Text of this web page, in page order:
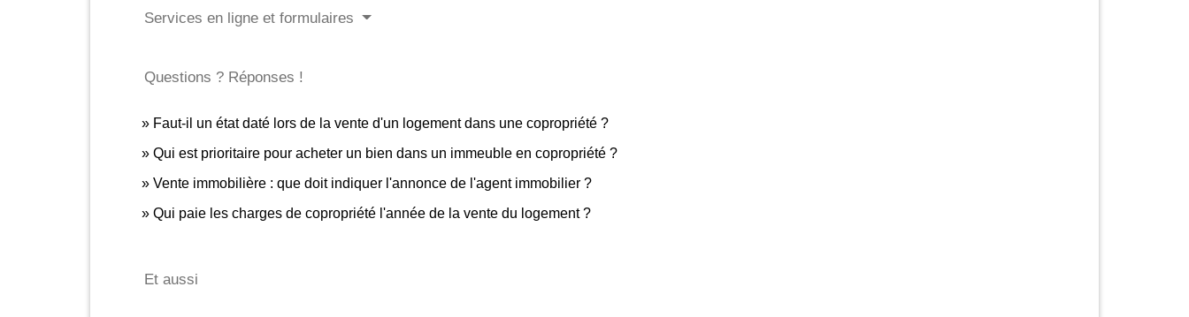
Services en ligne et formulaires
Questions ? Réponses !
Faut-il un état daté lors de la vente d'un logement dans une copropriété ?
Qui est prioritaire pour acheter un bien dans un immeuble en copropriété ?
Vente immobilière : que doit indiquer l'annonce de l'agent immobilier ?
Qui paie les charges de copropriété l'année de la vente du logement ?
Et aussi